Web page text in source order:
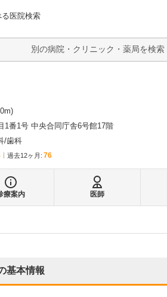
る医院検索
検索
)
1番1号 中央合同庁舎6号館17階
歯科
過去12ヶ月: 76
療案内 医師
基本情報